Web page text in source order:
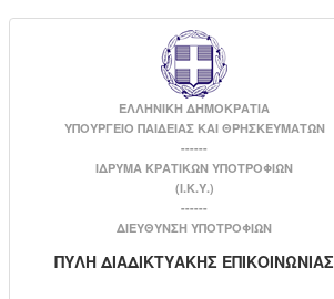
ΕΛΛΗΝΙΚΗ ΔΗΜΟΚΡΑΤΙΑ
ΥΠΟΥΡΓΕΙΟ ΠΑΙΔΕΙΑΣ ΚΑΙ ΘΡΗΣΚΕΥΜΑΤΩΝ
------
ΙΔΡΥΜΑ ΚΡΑΤΙΚΩΝ ΥΠΟΤΡΟΦΙΩΝ
(Ι.Κ.Υ.)
------
ΔΙΕΥΘΥΝΣΗ ΥΠΟΤΡΟΦΙΩΝ
ΠΥΛΗ ΔΙΑΔΙΚΤΥΑΚΗΣ ΕΠΙΚΟΙΝΩΝΙΑΣ